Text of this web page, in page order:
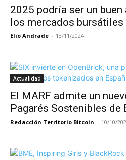
2025 podría ser un
los mercados bursátiles
Elio Andrade - 13/11/2024
Actualidad
El MARF admite un
Pagarés Sostenibles de
Redacción Territorio Bitcoin - 10/10/